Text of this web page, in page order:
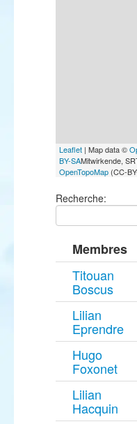
Leaflet | Map data ©
BY-SAMitwirkende,
OpenTopoMap (CC-
Recherche:
Membres
Titouan
Boscus
Lilian
Eprendre
Hugo
Foxonet
Lilian
Hacquin